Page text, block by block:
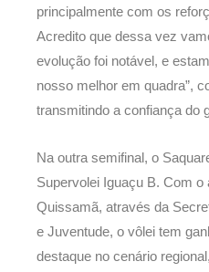
principalmente com os
Acredito que dessa vez
evolução foi notável, e
nosso melhor em quadra”,
transmitindo a confiança do
Na outra semifinal, o
Supervolei Iguaçu B. Com o
Quissamã, através da
e Juventude, o vôlei tem
destaque no cenário